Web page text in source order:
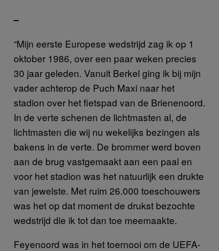
–
“Mijn eerste Europese wedstrijd zag ik op 1
oktober 1986, over een paar weken precies
30 jaar geleden. Vanuit Berkel ging ik bij mijn
vader achterop de Puch Maxi naar het
stadion over het fietspad van de Brienenoord.
In de verte schenen de lichtmasten al, de
lichtmasten die wij nu wekelijks bezingen als
bakens in de verte. De brommer werd boven
aan de brug vastgemaakt aan een paal en
voor het stadion was het natuurlijk een drukte
van jewelste. Met ruim 26.000 toeschouwers
was het op dat moment de drukst bezochte
wedstrijd die ik tot dan toe meemaakte.
Feyenoord was in het toernooi om de UEFA-